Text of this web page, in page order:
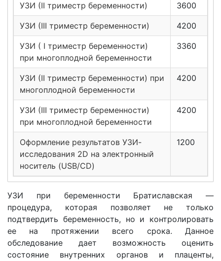
УЗИ (II триместр беременности) 3600
УЗИ (III триместр беременности) 4200
УЗИ ( I триместр беременности)
при многоплодной беременности
3360
УЗИ (II триместр беременности) при
многоплодной беременности
4200
УЗИ (III триместр беременности)
при многоплодной беременности
4200
Оформление результатов УЗИ-
исследования 2D на электронный
носитель (USB/CD)
1200
УЗИ при беременности Братиславская —
процедура, которая позволяет не только
подтвердить беременность, но и контролировать
ее на протяжении всего срока. Данное
обследование дает возможность оценить
состояние внутренних органов и плаценты,